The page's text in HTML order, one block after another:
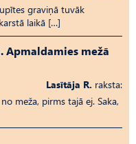
graviņā tuvāk
laikā […]
mežā
Lasītāja R. raksta:
meža, pirms tajā ej. Saka,